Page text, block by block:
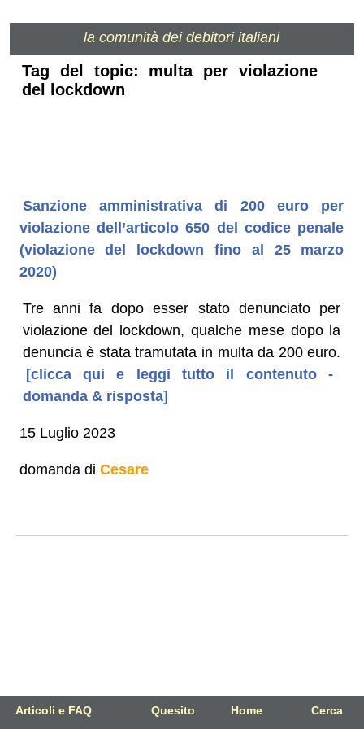
la comunità dei debitori italiani
Articoli e FAQ Quesito Home Cerca
Tag del topic: multa per violazione
del lockdown
Sanzione amministrativa di 200 euro per
violazione dell’articolo 650 del codice penale
(violazione del lockdown fino al 25 marzo
2020)
Tre anni fa dopo esser stato denunciato per
violazione del lockdown, qualche mese dopo la
denuncia è stata tramutata in multa da 200 euro.
[clicca qui e leggi tutto il contenuto -
domanda & risposta]
15 Luglio 2023
domanda di Cesare